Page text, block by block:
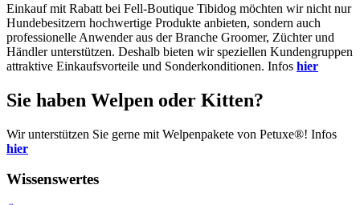
Einkauf mit Rabatt bei Fell-Boutique Tibidog möchten wir nicht nur
Hundebesitzern hochwertige Produkte anbieten, sondern auch
professionelle Anwender aus der Branche Groomer, Züchter und
Händler unterstützen. Deshalb bieten wir speziellen Kundengruppen
attraktive Einkaufsvorteile und Sonderkonditionen. Infos hier
Sie haben Welpen oder Kitten?
Wir unterstützen Sie gerne mit Welpenpakete von Petuxe®! Infos
hier
Wissenswertes